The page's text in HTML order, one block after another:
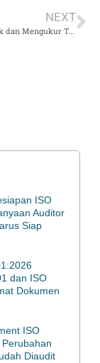
NEXT
Cara Mudah Cek dan Mengukur Tegangan Aki dengan Multitester atau Avometer
ISO
Auditor
Siap
dan ISO
Dokumen
ISO
Diaudit